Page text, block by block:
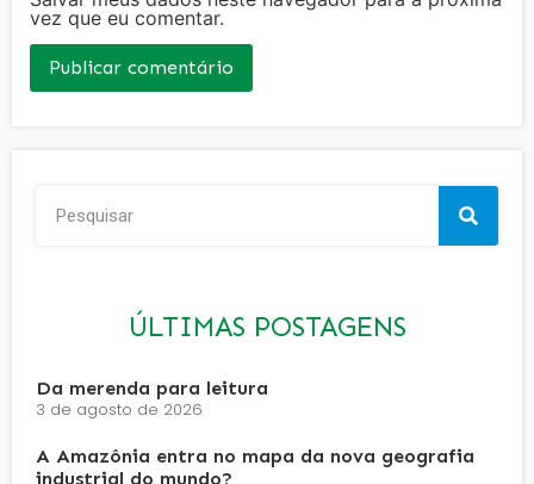
vez que eu comentar.
ÚLTIMAS POSTAGENS
Da merenda para leitura
3 de agosto de 2026
A Amazônia entra no mapa da nova geografia
industrial do mundo?